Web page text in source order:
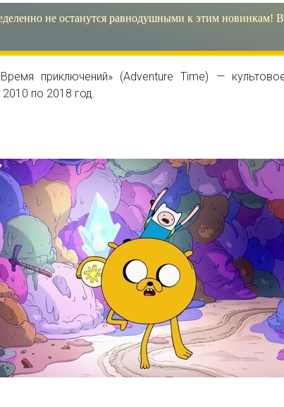
не останутся равнодушными к этим новинкам!
приключений» (Adventure Time) —
по 2018 год.